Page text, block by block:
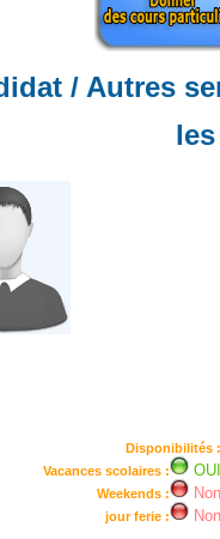
/ Autres
Disponibilités :
Vacances scolaires :
OUI
Weekends : Non
jour ferie : Non